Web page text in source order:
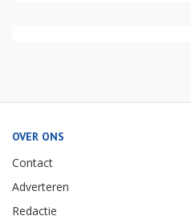
OVER ONS
Contact
Adverteren
Redactie